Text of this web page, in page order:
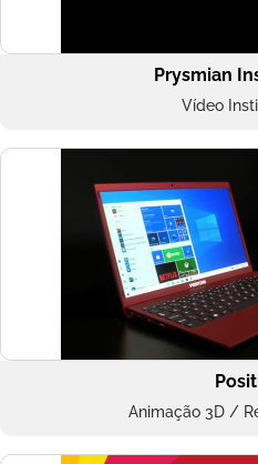
Prysmian
Vídeo
Animação 3D /